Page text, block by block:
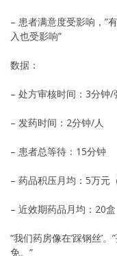
– 患者满意度受影响，”
入也受影响”
数据：
– 处方审核时间：3分钟/
– 发药时间：2分钟/人
– 患者总等待：15分钟
– 药品积压月均：5万元
– 近效期药品月均：20盒
“我们药房像在’踩钢丝’
免。”